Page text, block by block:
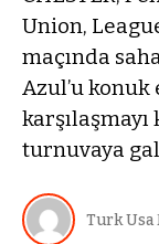
Union,
maçında
Azul’u konuk
turnuvaya
Turk Usa